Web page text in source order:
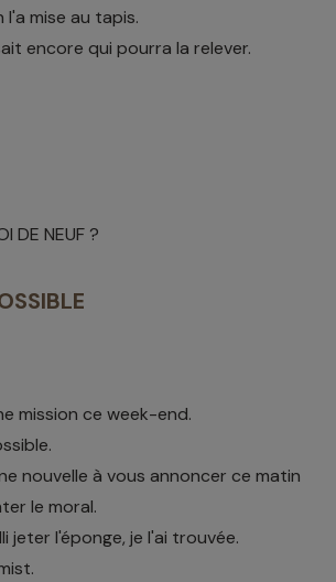
mise au tapis.
encore qui pourra la relever.
DE NEUF ?
mission ce week-end.
nouvelle à vous annoncer ce matin
le moral.
jeter l'éponge, je l'ai trouvée.